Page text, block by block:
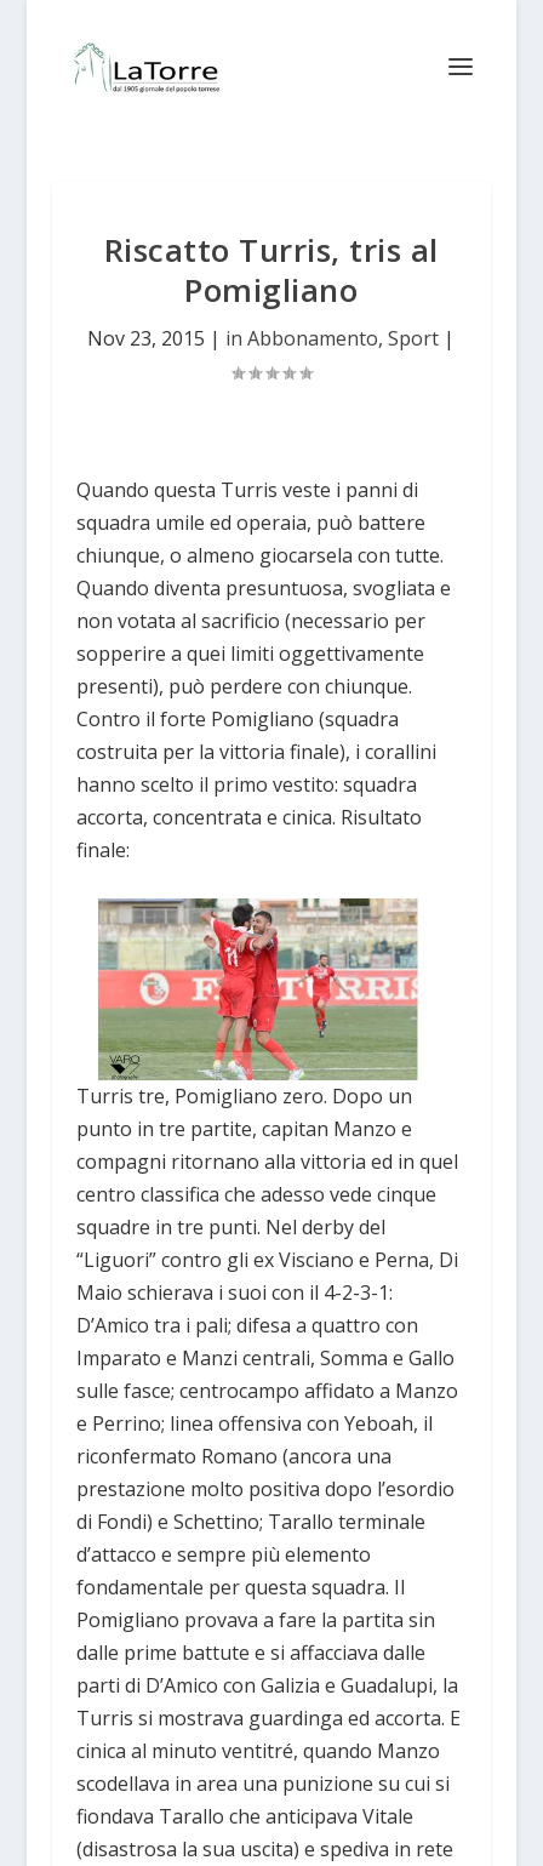
Riscatto Turris, tris al
Pomigliano
Nov 23, 2015 | in Abbonamento,Sport |
Quando questa Turris veste i panni di
squadra umile ed operaia, può battere
chiunque, o almeno giocarsela con tutte.
Quando diventa presuntuosa, svogliata e
non votata al sacrificio (necessario per
sopperire a quei limiti oggettivamente
presenti), può perdere con chiunque.
Contro il forte Pomigliano (squadra
costruita per la vittoria finale), i corallini
hanno scelto il primo vestito: squadra
accorta, concentrata e cinica. Risultato
finale:
Turris tre, Pomigliano zero. Dopo un
punto in tre partite, capitan Manzo e
compagni ritornano alla vittoria ed in quel
centro classifica che adesso vede cinque
squadre in tre punti. Nel derby del
“Liguori” contro gli ex Visciano e Perna, Di
Maio schierava i suoi con il 4-2-3-1:
D’Amico tra i pali; difesa a quattro con
Imparato e Manzi centrali, Somma e Gallo
sulle fasce; centrocampo affidato a Manzo
e Perrino; linea offensiva con Yeboah, il
riconfermato Romano (ancora una
prestazione molto positiva dopo l’esordio
di Fondi) e Schettino; Tarallo terminale
d’attacco e sempre più elemento
fondamentale per questa squadra. Il
Pomigliano provava a fare la partita sin
dalle prime battute e si affacciava dalle
parti di D’Amico con Galizia e Guadalupi, la
Turris si mostrava guardinga ed accorta. E
cinica al minuto ventitré, quando Manzo
scodellava in area una punizione su cui si
fiondava Tarallo che anticipava Vitale
(disastrosa la sua uscita) e spediva in rete